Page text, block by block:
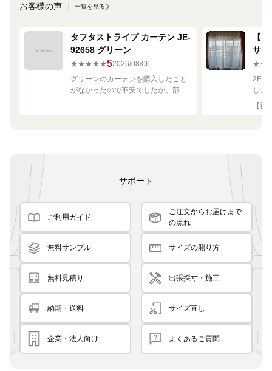
お客様の声 一覧を見る
タフタストライプ カーテン JE-
92658 グリーン
★★★★★52026/08/06
グリーンのカーテンを購入したこと
がなかったので不安でしたが、部屋
【
サイ
2Fリ
しま
し
で
【神
サポート
ご利用ガイド
ご注文からお届けまで
の流れ
無料サンプル サイズの測り方
無料見積り 出張採寸・施工
納期・送料 サイズ直し
企業・法人向け よくあるご質問